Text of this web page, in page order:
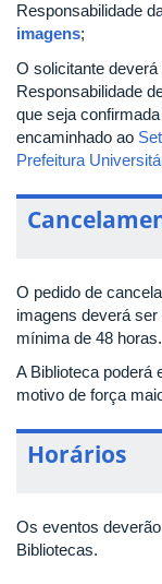
Responsabilidade
imagens;
O solicitante
Responsabilidade
que seja
encaminhado ao
Prefeitura
O pedido de
imagens deverá
mínima de 48 horas.
A Biblioteca poderá
motivo de força
Horários
Os eventos
Bibliotecas.